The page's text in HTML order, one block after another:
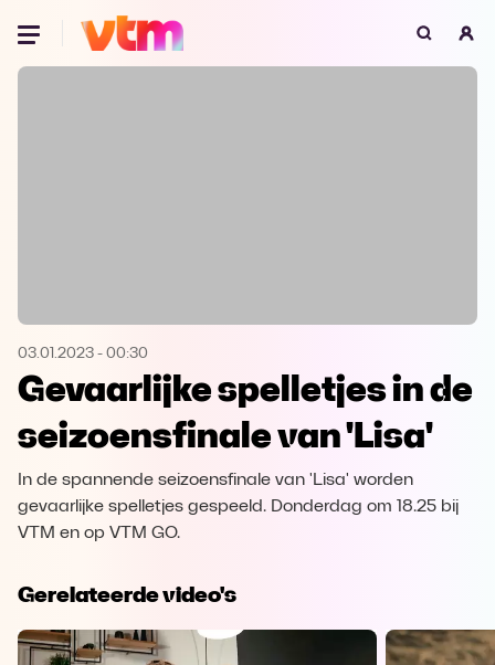
Oeps, browser niet ondersteund
Microsoft Edge Download
Opera Download
03.01.2023 - 00:30
Gevaarlijke spelletjes in de
seizoensfinale van 'Lisa'
In de spannende seizoensfinale van 'Lisa' worden
gevaarlijke spelletjes gespeeld. Donderdag om 18.25 bij
VTM en op VTM GO.
Gerelateerde video's